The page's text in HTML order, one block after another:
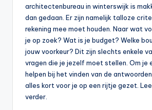
architectenbureau in winterswijk is
dan gedaan. Er zijn namelijk talloze
rekening mee moet houden. Naar wat
je op zoek? Wat is je budget? Welke
jouw voorkeur? Dit zijn slechts enkele
vragen die je jezelf moet stellen. Om je
helpen bij het vinden van de
alles kort voor je op een rijtje gezet.
verder.